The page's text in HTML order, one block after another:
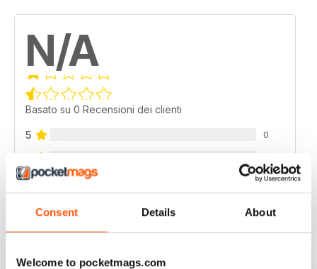
Consent Details About
Welcome to pocketmags.com
N/A
Basato su 0 Recensioni dei clienti
5 0
3 0